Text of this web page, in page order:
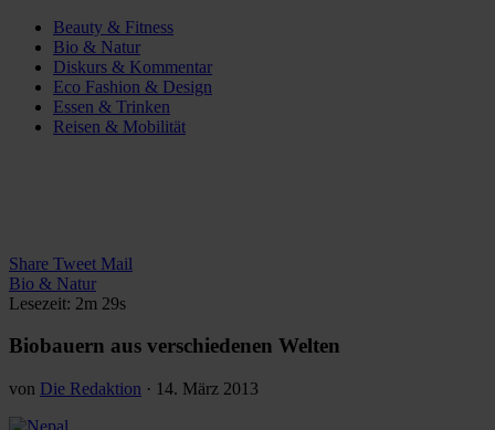
Beauty & Fitness
Bio & Natur
Diskurs & Kommentar
Eco Fashion & Design
Essen & Trinken
Reisen & Mobilität
Share Tweet Mail
Bio & Natur
Lesezeit: 2m 29s
Biobauern aus verschiedenen Welten
von Die Redaktion · 14. März 2013